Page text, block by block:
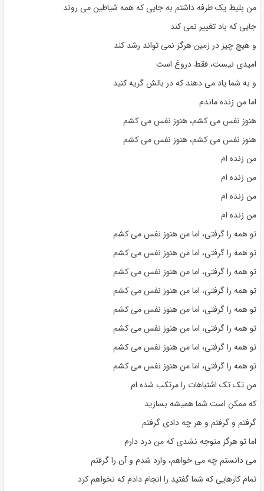
من بلیط یک طرفه داشتم به جایی که همه شیاطین می روند
جایی که باد تغییر نمی کند
و هیچ چیز در زمین هرگز نمی تواند رشد کند
امیدی نیست، فقط دروغ است
و به شما یاد می دهند که در بالش گریه کنید
اما من زنده ماندم
هنوز نفس می کشم، هنوز نفس می کشم
هنوز نفس می کشم، هنوز نفس می کشم
من زنده ام
من زنده ام
من زنده ام
من زنده ام
تو همه را گرفتی، اما من هنوز نفس می کشم
تو همه را گرفتی، اما من هنوز نفس می کشم
تو همه را گرفتی، اما من هنوز نفس می کشم
تو همه را گرفتی، اما من هنوز نفس می کشم
تو همه را گرفتی، اما من هنوز نفس می کشم
تو همه را گرفتی، اما من هنوز نفس می کشم
تو همه را گرفتی، اما من هنوز نفس می کشم
تو همه را گرفتی، اما من هنوز نفس می کشم
من تک تک اشتباهات را مرتکب شده ام
که ممکن است شما همیشه بسازید
گرفتم و گرفتم و هر چه دادی گرفتم
اما تو هرگز متوجه نشدی که من درد دارم
می دانستم چه می خواهم، وارد شدم و آن را گرفتم
تمام کارهایی که شما گفتید را انجام دادم که نخواهم کرد